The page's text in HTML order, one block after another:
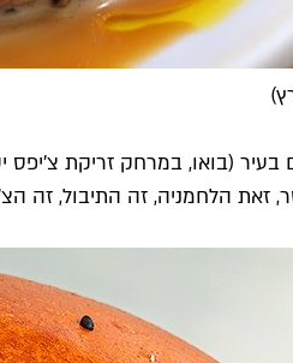
זאת הלחמניה, זה התיבול, זה